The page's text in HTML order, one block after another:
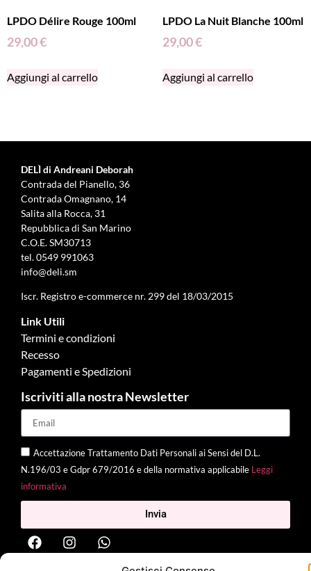
LPDO Délire Rouge 100ml
29,00€
Aggiungi al carrello
LPDO La Nuit Blanche 100ml
29,00€
Aggiungi al carrello
DELÌ di Andreani Deborah
Contrada del Pianello, 36
Contrada Omagnano, 14
Salita alla Rocca, 31
Repubblica di San Marino
C.O.E. SM30713
tel.0549 991063
info@deli.sm
Iscr. Registro e-commerce nr. 299 del 18/03/2015
Link Utili
Termini e condizioni
Recesso
Pagamenti e Spedizioni
Iscriviti alla nostra Newsletter
Accettazione Trattamento Dati Personali ai Sensi del D.L.
N.196/03 e Gdpr 679/2016 e della normativa applicabile Leggi
informativa
Invia